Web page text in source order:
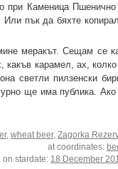
при Каменица
Или пък да бяхте
меракът. Сещам се
какъв карамел, ах,
светли пилзенски
ще има публика.
,wheat beer,Zagorka
at coordinates:
on stardate: 18 December